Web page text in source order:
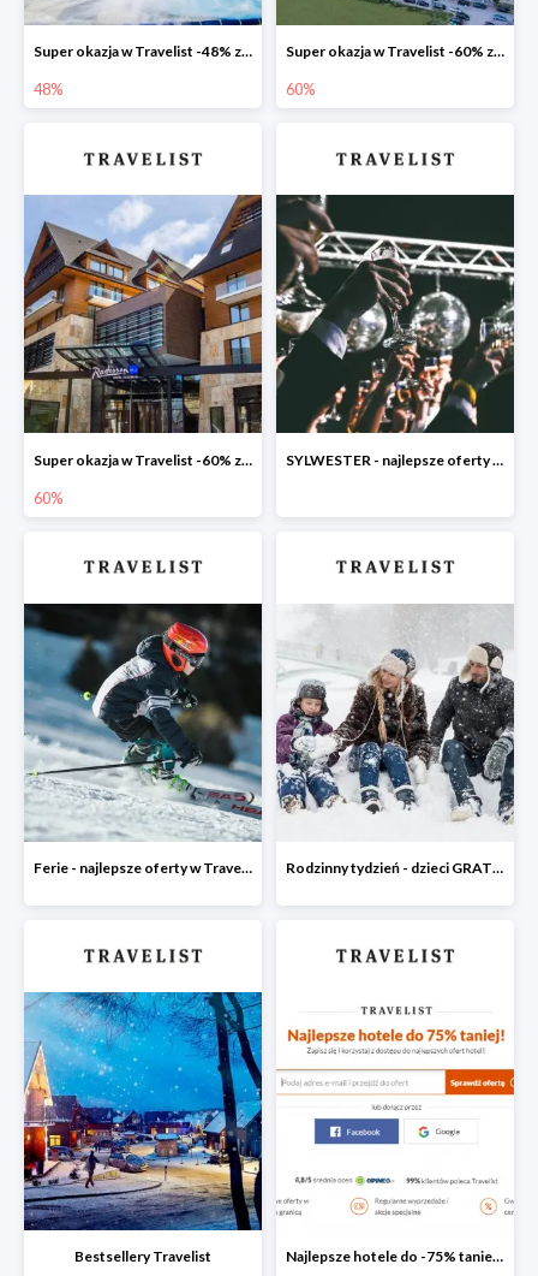
Super okazja w Travelist -48% za pobyt w Hotelu Mrągowo Resort & Spa
48%
Super okazja w Travelist -60% za pobyt w hotelu Blue Marine Mielno
60%
Super okazja w Travelist -60% za pobyt w Radisson Blu Hotel & Residences Zakopane
60%
SYLWESTER - najlepsze oferty w Travelist
Ferie - najlepsze oferty w Travelist Rodzinny tydzień - dzieci GRATIS
Bestsellery Travelist Najlepsze hotele do -75% taniej po zapisaniu się do Newslettera Travelist